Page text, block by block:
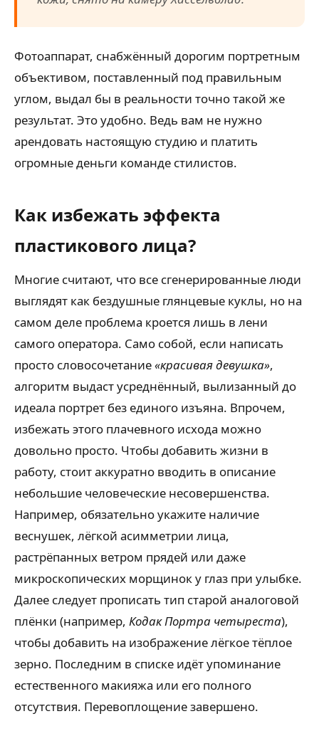
Фотоаппарат, снабжённый дорогим портретным
объективом, поставленный под правильным
углом, выдал бы в реальности точно такой же
результат. Это удобно. Ведь вам не нужно
арендовать настоящую студию и платить
огромные деньги команде стилистов.
Как избежать эффекта
пластикового лица?
Многие считают, что все сгенерированные люди
выглядят как бездушные глянцевые куклы, но на
самом деле проблема кроется лишь в лени
самого оператора. Само собой, если написать
просто словосочетание«красивая девушка»,
алгоритм выдаст усреднённый, вылизанный до
идеала портрет без единого изъяна. Впрочем,
избежать этого плачевного исхода можно
довольно просто. Чтобы добавить жизни в
работу, стоит аккуратно вводить в описание
небольшие человеческие несовершенства.
Например, обязательно укажите наличие
веснушек, лёгкой асимметрии лица,
растрёпанных ветром прядей или даже
микроскопических морщинок у глаз при улыбке.
Далее следует прописать тип старой аналоговой
плёнки (например, Кодак Портра четыреста),
чтобы добавить на изображение лёгкое тёплое
зерно. Последним в списке идёт упоминание
естественного макияжа или его полного
отсутствия. Перевоплощение завершено.